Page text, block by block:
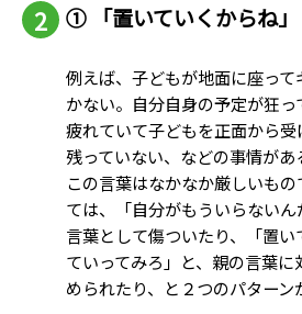
① 「置いていくからね」
例えば、子どもが地面に座っ
かない。自分自身の予定が狂
疲れていて子どもを正面から
残っていない、などの事情があ
この言葉はなかなか厳しいも
ては、「自分がもういらない
言葉として傷ついたり、「置
ていってみろ」と、親の言葉
められたり、と２つのパターン